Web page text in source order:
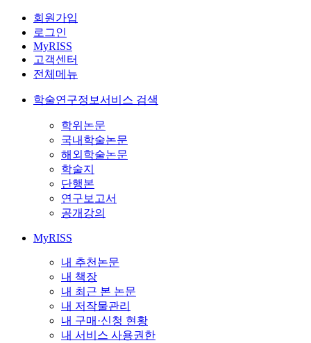
회원가입
로그인
MyRISS
고객센터
전체메뉴
학술연구정보서비스 검색
학위논문
국내학술논문
해외학술논문
학술지
단행본
연구보고서
공개강의
MyRISS
내 추천논문
내 책장
내 최근 본 논문
내 저작물관리
내 구매·신청 현황
내 서비스 사용권한